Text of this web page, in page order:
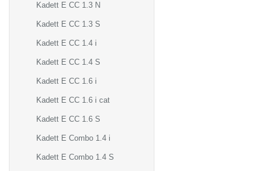
Kadett E CC 1.3 N
Kadett E CC 1.3 S
Kadett E CC 1.4 i
Kadett E CC 1.4 S
Kadett E CC 1.6 i
Kadett E CC 1.6 i cat
Kadett E CC 1.6 S
Kadett E Combo 1.4 i
Kadett E Combo 1.4 S